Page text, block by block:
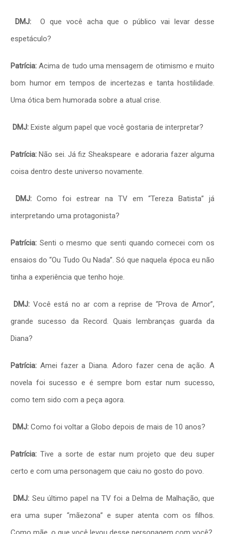
DMJ:O que você acha que o público vai levar desse
espetáculo?
Patrícia: Acima de tudo uma mensagem de otimismo e muito
bom humor em tempos de incertezas e tanta hostilidade.
Uma ótica bem humorada sobre a atual crise.
DMJ: Existe algum papel que você gostaria de interpretar?
Patrícia: Não sei. Já fiz Sheakspeare e adoraria fazer alguma
coisa dentro deste universo novamente.
DMJ: Como foi estrear na TV em “Tereza Batista” já
interpretando uma protagonista?
Patrícia: Senti o mesmo que senti quando comecei com os
ensaios do “Ou Tudo Ou Nada”. Só que naquela época eu não
tinha a experiência que tenho hoje.
DMJ: Você está no ar com a reprise de “Prova de Amor”,
grande sucesso da Record. Quais lembranças guarda da
Diana?
Patrícia: Amei fazer a Diana. Adoro fazer cena de ação. A
novela foi sucesso e é sempre bom estar num sucesso,
como tem sido com a peça agora.
DMJ: Como foi voltar a Globo depois de mais de 10 anos?
Patrícia: Tive a sorte de estar num projeto que deu super
certo e com uma personagem que caiu no gosto do povo.
DMJ: Seu último papel na TV foi a Delma de Malhação, que
era uma super “mãezona” e super atenta com os filhos.